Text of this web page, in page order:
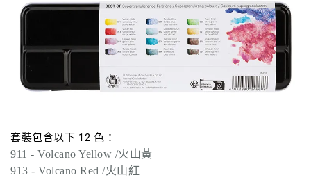
套裝包含以下 12 色：
911 - Volcano Yellow /火山黃
913 - Volcano Red /火山紅